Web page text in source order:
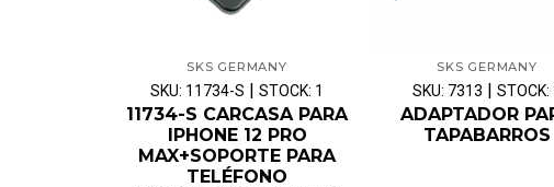
SKS GERMANY
SKU: 11734-S | STOCK: 1
11734-S CARCASA PARA
IPHONE 12 PRO
MAX+SOPORTE PARA
TELÉFONO
SKS GERMANY
SKU: 7313 | STOCK:
ADAPTADOR
TAPABARROS